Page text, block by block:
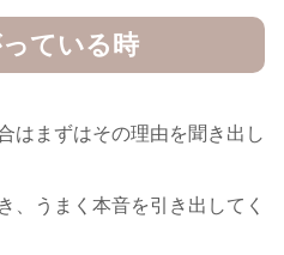
ている時
はまずはその理由を聞き出し
、うまく本音を引き出してく